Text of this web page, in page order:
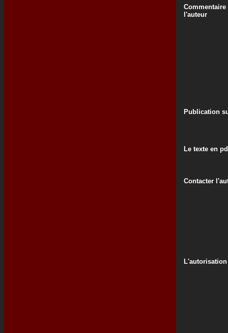
Commentaire
l'auteur
Publication
Le texte en
Contacter
L'autorisation